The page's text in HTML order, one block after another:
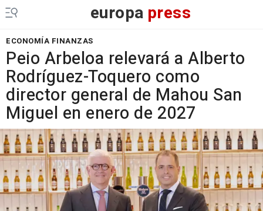
europa press
ECONOMÍA FINANZAS
Peio Arbeloa relevará a Alberto
Rodríguez-Toquero como
director general de Mahou San
Miguel en enero de 2027